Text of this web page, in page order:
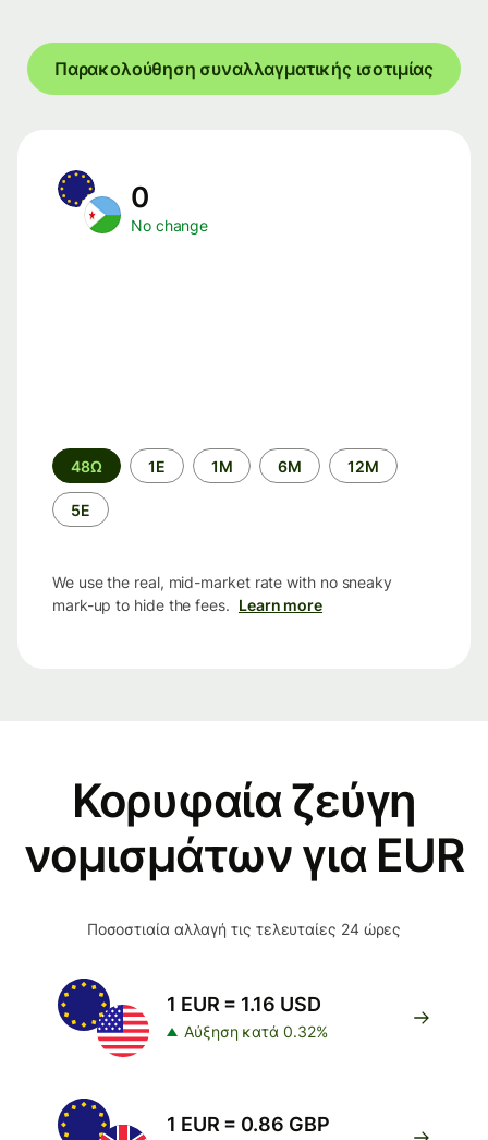
Παρακολούθηση συναλλαγματικής ισοτιμίας
0
No change
Time
period
48Ω 1Ε 1M 6M 12M
5Ε
We use the real, mid-market rate with no sneaky
mark-up to hide the fees. Learn more
Κορυφαία ζεύγη
νομισμάτων για EUR
Ποσοστιαία αλλαγή τις τελευταίες 24 ώρες
1 EUR = 1.16 USD
Αύξηση κατά 0.32%
1 EUR = 0.86 GBP